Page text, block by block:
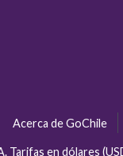
Acerca de GoChile
Tarifas en dólares